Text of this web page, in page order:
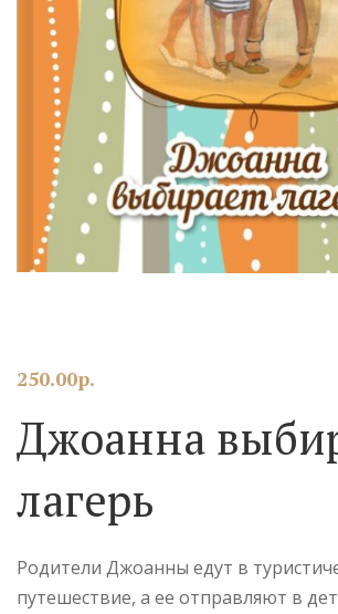
250.00р.
Джоанна
лагерь
Родители Джоанны едут в
путешествие, а ее отправляют в